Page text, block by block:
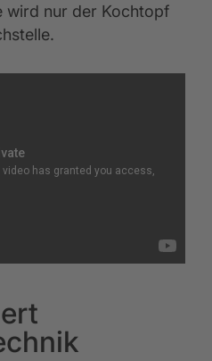
wird nur der Kochtopf